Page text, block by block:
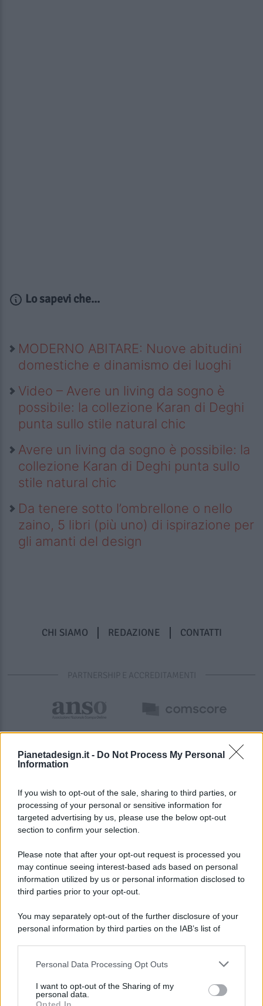
Pianetadesign.it - Do Not Process My Personal
Information
If you wish to opt-out of the sale, sharing to third parties, or
processing of your personal or sensitive information for
targeted advertising by us, please use the below opt-out
section to confirm your selection.
Please note that after your opt-out request is processed you
may continue seeing interest-based ads based on personal
information utilized by us or personal information disclosed to
third parties prior to your opt-out.
You may separately opt-out of the further disclosure of your
personal information by third parties on the IAB’s list of
This information may also be disclosed by us to third parties
disclose it to other third parties.
Personal Data Processing Opt Outs
I want to opt-out of the Sharing of my
personal data.
Lo sapevi che...
MODERNO ABITARE: Nuove abitudini
domestiche e dinamismo dei luoghi
Video – Avere un living da sogno è
possibile: la collezione Karan di Deghi
punta sullo stile natural chic
Avere un living da sogno è possibile: la
collezione Karan di Deghi punta sullo
stile natural chic
Da tenere sotto l’ombrellone o nello
zaino, 5 libri (più uno) di ispirazione per
gli amanti del design
CHI SIAMO REDAZIONE CONTATTI
PARTNERSHIP E ACCREDITAMENTI
© 2026 - Pianeta Design - P.IVA 04827280654 - Testata
Registrata Al Tribunale Di Nocera Inferiore N. 8/2020 - RG N.
ISCRIZIONE AL ROC N. 35792 – ISCRITTA ALL’ANSO
(ASSOCIAZIONE NAZIONALE STAMPA ONLINE)
PREFERENZE PRIVACY